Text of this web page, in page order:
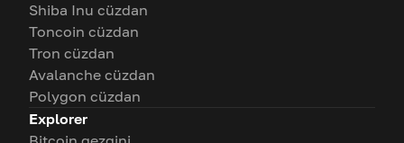
Shiba Inu cüzdan
Toncoin cüzdan
Tron cüzdan
Avalanche cüzdan
Polygon cüzdan
Explorer